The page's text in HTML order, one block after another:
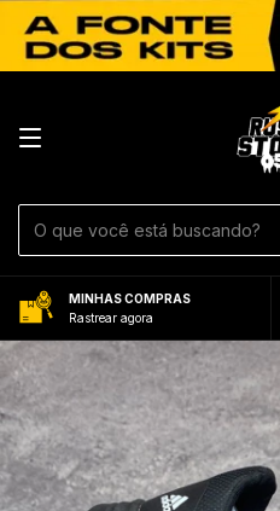
MINHAS COMPRAS
Rastrear agora